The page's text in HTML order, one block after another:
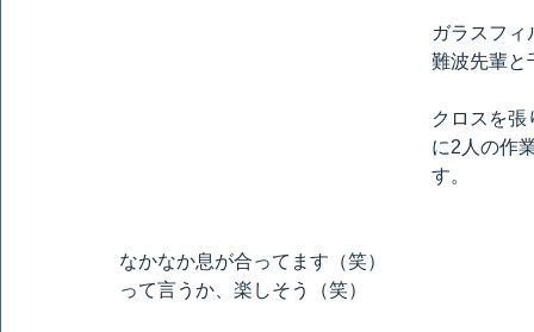
ガラスフィ
難波先輩と
クロスを張
に2人の作
す。
なかなか息が合ってます（笑）
って言うか、楽しそう（笑）